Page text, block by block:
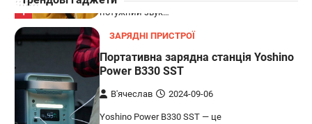
1
потужний звук…
ЗАРЯДНІ ПРИСТРОЇ
Портативна зарядна станція Yoshino
Power B330 SST
В'ячеслав 2024-09-06
Yoshino Power B330 SST — це